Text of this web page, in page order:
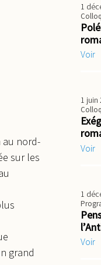
au nord-
sur les
grand
1
Voir
1 juin
Voir
1
Voir